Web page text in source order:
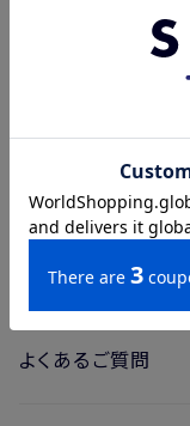
よくあるご質問